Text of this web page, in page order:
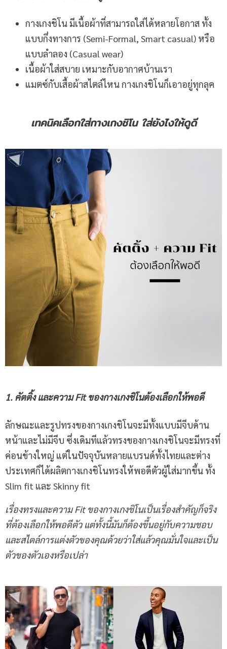
กางเกงชิโน มีเนื้อผ้าที่สามารถใส่ได้หลายโอกาส ทั้ง
แบบกึ่งทางการ (Semi-Formal, Smart casual) หรือ
แบบลำลอง (Casual wear)
เนื้อผ้าใส่สบาย เหมาะกับอากาศบ้านเรา
แมตซ์กับเสื้อผ้าสไตล์ไหน กางเกงชิโนก็เอาอยู่ทุกลุค
เทคนิคเลือกใส่กางเกงชิโน ใส่ยังไงให้ดูดี
1. คัตติ้ง และความFit ของกางเกงชิโนต้องเลือกให้พอดี
ลักษณะและรูปทรงของกางเกงชิโนจะมีทั้งแบบมีจีบด้าน
หน้าและไม่มีจีบ ซึ่งเดิมทีแล้วทรงของกางเกงชิโนจะมีทรงที่
ค่อนข้างใหญ่ แต่ในปัจจุบันหลายแบรนด์ทั้งไทยและต่าง
ประเทศก็ได้ผลิตกางเกงชิโนทรงให้พอดีตัวผู้ใส่มากขึ้น ทั้ง
Slim fit และ Skinny fit
เรื่องทรงและความFit ของกางเกงชิโนเป็นเรื่องสำคัญก็จริง
ที่ต้องเลือกให้พอดีตัว แต่ทั้งนี้มันก็ต้องขึ้นอยู่กับความชอบ
และสไตล์การแต่งตัวของคุณด้วยว่าใส่แล้วคุณมั่นใจและเป็น
ตัวของตัวเองหรือเปล่า